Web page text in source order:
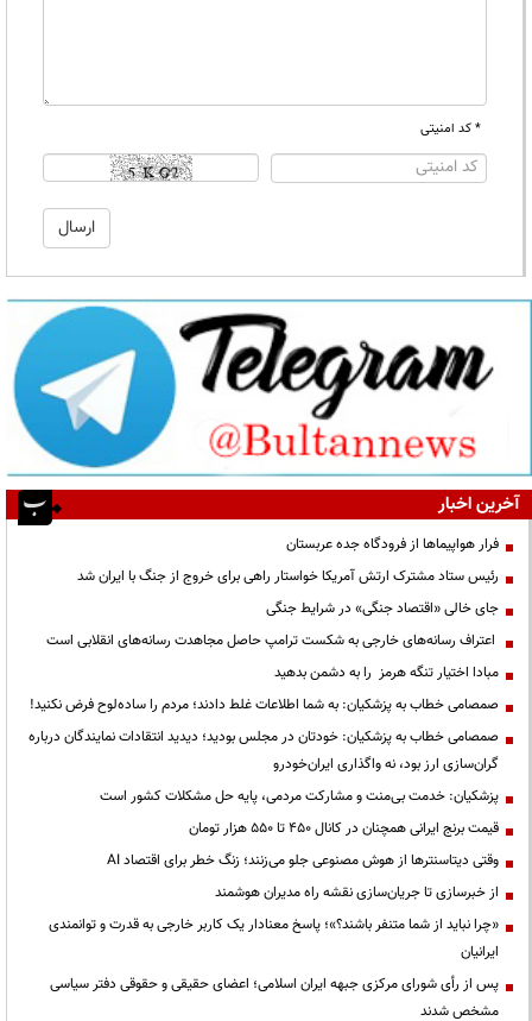
* کد امنیتی
آخرین اخبار
فرار هواپیماها از فرودگاه جده عربستان
رئیس ستاد مشترک ارتش آمریکا خواستار راهی برای خروج از جنگ با ایران شد
جای خالی «اقتصاد جنگی» در شرایط جنگی
اعتراف رسانه‌های خارجی به شکست ترامپ حاصل مجاهدت رسانه‌های انقلابی است
مبادا اختیار تنگه هرمز را به دشمن بدهید
صمصامی خطاب به پزشکیان: به شما اطلاعات غلط دادند؛ مردم را ساده‌لوح فرض نکنید!
صمصامی خطاب به پزشکیان: خودتان در مجلس بودید؛ دیدید انتقادات نمایندگان درباره
گران‌سازی ارز بود، نه واگذاری ایران‌خودرو
پزشکیان: خدمت بی‌منت و مشارکت مردمی، پایه حل مشکلات کشور است
قیمت‌ برنج ایرانی همچنان در کانال ۴۵۰ تا ۵۵۰ هزار تومان
وقتی دیتاسنترها از هوش مصنوعی جلو می‌زنند؛ زنگ خطر برای اقتصاد AI
از خبرسازی تا جریان‌سازی نقشه راه مدیران هوشمند
«چرا نباید از شما متنفر باشند؟»؛ پاسخ معنادار یک کاربر خارجی به قدرت و توانمندی
ایرانیان
پس از رأی شورای مرکزی جبهه ایران اسلامی؛ اعضای حقیقی و حقوقی دفتر سیاسی
مشخص شدند